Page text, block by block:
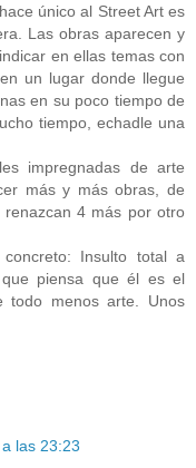
único al Street Art es
Las obras aparecen y
en ellas temas con
un lugar donde llegue
en su poco tiempo de
tiempo, echadle una
impregnadas de arte
más y más obras, de
4 más por otro
Insulto total a
piensa que él es el
menos arte. Unos
las 23:23